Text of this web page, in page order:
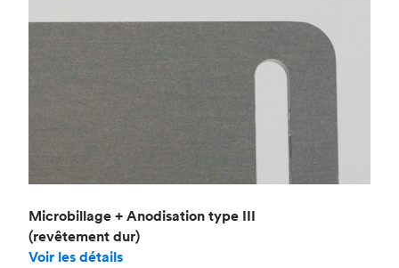
Microbillage + Anodisation type III
(revêtement dur)
Voir les détails